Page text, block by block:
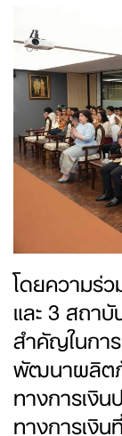
โดยความร่
และ 3 สถาบั
สำคัญในกา
พัฒนาผลิต
ทางการเงิน
ทางการเงิ